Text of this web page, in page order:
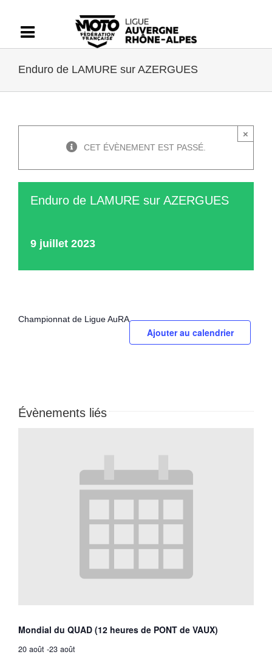
contenu
Enduro de LAMURE sur AZERGUES
×
CET ÉVÈNEMENT EST PASSÉ.
Enduro de LAMURE sur AZERGUES
9 juillet 2023
Championnat de Ligue AuRA
Ajouter au calendrier
Évènements liés
Mondial du QUAD (12 heures de PONT de VAUX)
20 août -23 août